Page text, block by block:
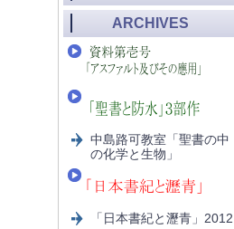
ARCHIVES
中島路可教室「聖書の中
の化学と生物」
「日本書紀と瀝青」2012